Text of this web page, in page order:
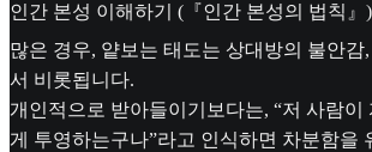
인간 본성 이해하기 (『인간 본성의 법칙』)
많은 경우, 얕보는 태도는 상대방의 불안감
서 비롯됩니다.
개인적으로 받아들이기보다는, “저 사람이
게 투영하는구나”라고 인식하면 차분함을